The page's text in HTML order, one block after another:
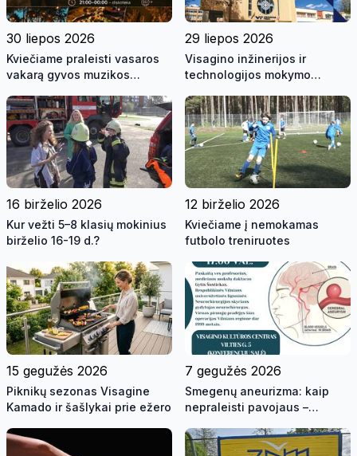
30 liepos 2026
Kviečiame praleisti vasaros
vakarą gyvos muzikos
ežero kranto!
29 liepos 2026
Visagino inžinerijos ir
technologijos mokymo
16 birželio 2026
Kur vežti 5–8 klasių mokinius
birželio 16-19 d.?
12 birželio 2026
Kviečiame į nemokamas
futbolo treniruotes
15 gegužės 2026
Piknikų sezonas Visagine
Kamado ir šašlykai prie ežero
7 gegužės 2026
Smegenų aneurizma: kaip
nepraleisti pavojaus –
Visagine